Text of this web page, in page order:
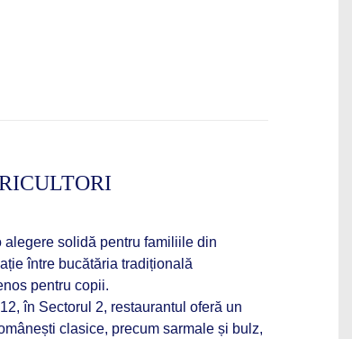
solidă pentru familiile din
între bucătăria tradițională
pentru copii.
în Sectorul 2, restaurantul oferă un
clasice, precum sarmale și bulz,